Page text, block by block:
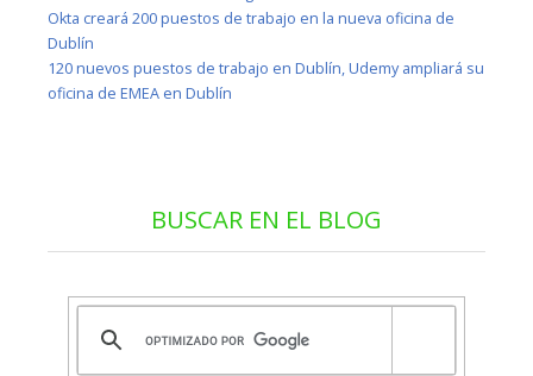
Okta creará 200 puestos de trabajo en la nueva oficina de
Dublín
120 nuevos puestos de trabajo en Dublín, Udemy ampliará su
oficina de EMEA en Dublín
BUSCAR EN EL BLOG